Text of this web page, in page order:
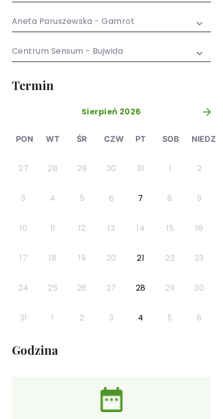
młodzieży
Aneta Paruszewska - Gamrot
Centrum Sensum - Bujwida
Termin
Sierpień 2026 »
PON WT ŚR CZW PT SOB NIEDZ
27 28 29 30 31 1 2
3 4 5 6 7 8 9
10 11 12 13 14 15 16
17 18 19 20 21 22 23
24 25 26 27 28 29 30
31 1 2 3 4 5 6
Godzina